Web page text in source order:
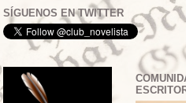
SÍGUENOS EN TWITTER